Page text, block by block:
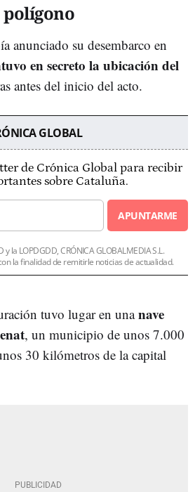
polígono
anunciado su desembarco en
en secreto la ubicación del
antes del inicio del acto.
GLOBAL
de Crónica Global para recibir
sobre Cataluña.
APUNTARME
la LOPDGDD, CRÓNICA GLOBALMEDIA S.L.
la finalidad de remitirle noticias de actualidad.
tuvo lugar en unanave
, un municipio de unos 7.000
30 kilómetros de la capital